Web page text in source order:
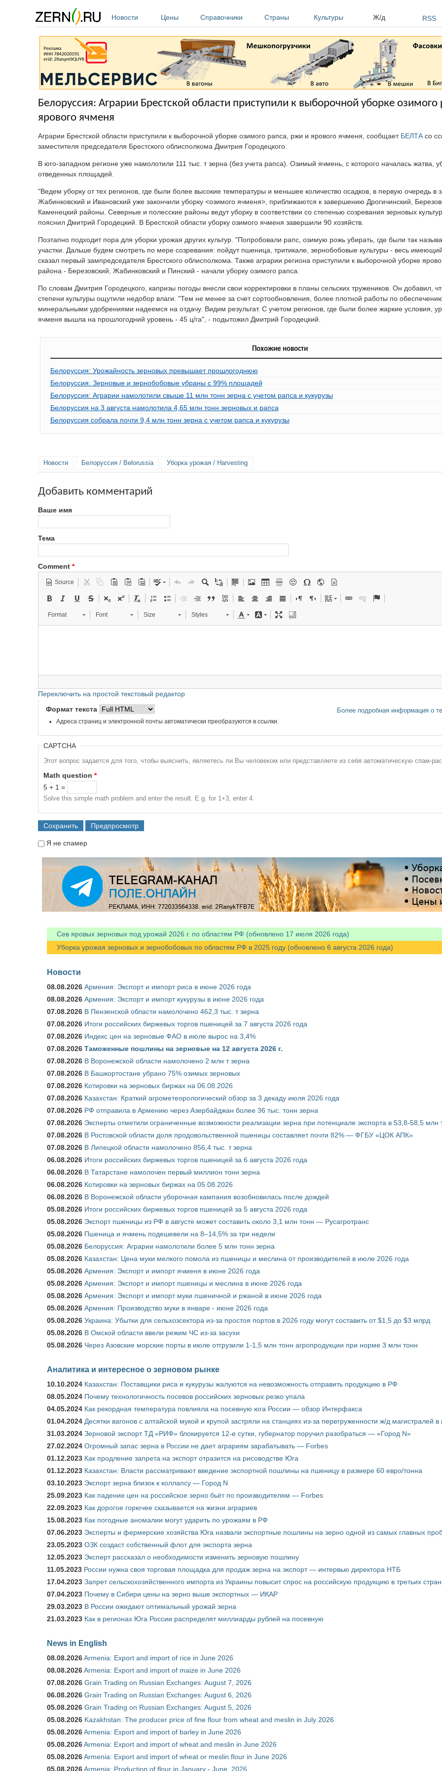
Новости
Цены Справочники Страны Культуры Ж/д RSS
Белоруссия: Аграрии Брестской области приступили к выборочной уборке
ярового ячменя
Аграрии Брестской области приступили к выборочной уборке озимого рапса, ржи и ярового ячменя, сообщает БЕЛТА со
заместителя председателя Брестского облисполкома Дмитрия Городецкого.
В юго-западном регионе уже намолотили 111 тыс. т зерна (без учета рапса). Озимый ячмень, с которого началась жатва,
отведенных площадей.
"Ведем уборку от тех регионов, где были более высокие температуры и меньшее количество осадков, в первую очередь в
Жабинковский и Ивановский уже закончили уборку <озимого ячменя>, приближаются к завершению Дрогичинский,
Каменецкий районы. Северные и полесские районы ведут уборку в соответствии со степенью созревания зерновых
пояснил Дмитрий Городецкий. В Брестской области уборку озимого ячменя завершили 90 хозяйств.
Поэтапно подходит пора для уборки урожая других культур. "Попробовали рапс, озимую рожь убирать, где были так
участки. Дальше будем смотреть по мере созревания: пойдут пшеница, тритикале, зернобобовые культуры - весь
сказал первый зампредседателя Брестского облисполкома. Также аграрии региона приступили к выборочной уборке
района - Березовский, Жабинковский и Пинский - начали уборку озимого рапса.
По словам Дмитрия Городецкого, капризы погоды внесли свои корректировки в планы сельских тружеников. Он добавил,
степени культуры ощутили недобор влаги. "Тем не менее за счет сортообновления, более плотной работы по
минеральными удобрениями надеемся на отдачу. Видим результат. С учетом регионов, где были более жаркие условия,
ячменя вышла на прошлогодний уровень - 45 ц/га", - подытожил Дмитрий Городецкий.
Похожие новости
Белоруссия: Урожайность зерновых превышает прошлогоднюю
Белоруссия: Зерновые и зернобобовые убраны с 99% площадей
Белоруссия: Аграрии намолотили свыше 11 млн тонн зерна с учетом рапса и кукурузы
Белоруссия на 3 августа намолотила 4,65 млн тонн зерновых и рапса
Белоруссия собрала почти 9,4 млн тонн зерна с учетом рапса и кукурузы
Новости Белоруссия / Belorussia Уборка урожая / Harvesting
Добавить комментарий
Ваше имя
Тема
Comment *
Source
Format Font Size Styles
Переключить на простой текстовый редактор
Более подробная информация о
Формат текста
Адреса страниц и электронной почты автоматически преобразуются в ссылки.
CAPTCHA
Этот вопрос задается для того, чтобы выяснить, являетесь ли Вы человеком или представляете из себя автоматическую спам-
Math question *
5 + 1 =
Solve this simple math problem and enter the result. E.g. for 1+3, enter 4.
Я не спамер
Сев яровых зерновых под урожай 2026 г. по областям РФ (обновлено 17 июля 2026 года)
Уборка урожая зерновых и зернобобовых по областям РФ в 2025 году (обновлено 6 августа 2026 года)
Новости
08.08.2026 Армения: Экспорт и импорт риса в июне 2026 года
08.08.2026 Армения: Экспорт и импорт кукурузы в июне 2026 года
07.08.2026 В Пензенской области намолочено 462,3 тыс. т зерна
07.08.2026 Итоги российских биржевых торгов пшеницей за 7 августа 2026 года
07.08.2026 Индекс цен на зерновые ФАО в июле вырос на 3,4%
07.08.2026 Таможенные пошлины на зерновые на 12 августа 2026 г.
07.08.2026 В Воронежской области намолочено 2 млн т зерна
07.08.2026 В Башкортостане убрано 75% озимых зерновых
07.08.2026 Котировки на зерновых биржах на 06.08.2026
07.08.2026 Казахстан: Краткий агрометеорологический обзор за 3 декаду июля 2026 года
07.08.2026 РФ отправила в Армению через Азербайджан более 36 тыс. тонн зерна
07.08.2026 Эксперты отметили ограниченные возможности реализации зерна при потенциале экспорта в 53,8-58,5 млн
07.08.2026 В Ростовской области доля продовольственной пшеницы составляет почти 82% — ФГБУ «ЦОК АПК»
07.08.2026 В Липецкой области намолочено 856,4 тыс. т зерна
06.08.2026 Итоги российских биржевых торгов пшеницей за 6 августа 2026 года
06.08.2026 В Татарстане намолочен первый миллион тонн зерна
06.08.2026 Котировки на зерновых биржах на 05.08.2026
06.08.2026 В Воронежской области уборочная кампания возобновилась после дождей
05.08.2026 Итоги российских биржевых торгов пшеницей за 5 августа 2026 года
05.08.2026 Экспорт пшеницы из РФ в августе может составить около 3,1 млн тонн — Русагротранс
05.08.2026 Пшеница и ячмень подешевели на 8–14,5% за три недели
05.08.2026 Белоруссия: Аграрии намолотили более 5 млн тонн зерна
05.08.2026 Казахстан: Цена муки мелкого помола из пшеницы и меслина от производителей в июле 2026 года
05.08.2026 Армения: Экспорт и импорт ячменя в июне 2026 года
05.08.2026 Армения: Экспорт и импорт пшеницы и меслина в июне 2026 года
05.08.2026 Армения: Экспорт и импорт муки пшеничной и ржаной в июне 2026 года
05.08.2026 Армения: Производство муки в январе - июне 2026 года
05.08.2026 Украина: Убытки для сельхозсектора из-за простоя портов в 2026 году могут составить от $1,5 до $3 млрд
05.08.2026 В Омской области ввели режим ЧС из-за засухи
05.08.2026 Через Азовские морские порты в июле отгрузили 1-1,5 млн тонн агропродукции при норме 3 млн тонн
Аналитика и интересное о зерновом рынке
10.10.2024 Казахстан: Поставщики риса и кукурузы жалуются на невозможность отправить продукцию в РФ
08.05.2024 Почему технологичность посевов российских зерновых резко упала
04.05.2024 Как рекордная температура повлияла на посевную юга России — обзор Интерфакса
01.04.2024 Десятки вагонов с алтайской мукой и крупой застряли на станциях из-за перегруженности ж/д магистралей
31.03.2024 Зерновой экспорт ТД «РИФ» блокируется 12-е сутки, губернатор поручил разобраться — «Город N»
27.02.2024 Огромный запас зерна в России не дает аграриям зарабатывать — Forbes
01.12.2023 Как продление запрета на экспорт отразится на рисоводстве Юга
01.12.2023 Казахстан: Власти рассматривают введение экспортной пошлины на пшеницу в размере 60 евро/тонна
03.10.2023 Экспорт зерна близок к коллапсу — Город N
25.09.2023 Как падение цен на российское зерно бьёт по производителям — Forbes
22.09.2023 Как дорогое горючее сказывается на жизни аграриев
15.08.2023 Как погодные аномалии могут ударить по урожаям в РФ
07.06.2023 Эксперты и фермерские хозяйства Юга назвали экспортные пошлины на зерно одной из самых главных
23.05.2023 ОЗК создаст собственный флот для экспорта зерна
12.05.2023 Эксперт рассказал о необходимости изменить зерновую пошлину
11.05.2023 России нужна своя торговая площадка для продаж зерна на экспорт — интервью директора НТБ
17.04.2023 Запрет сельскохозяйственного импорта из Украины повысит спрос на российскую продукцию в третьих
07.04.2023 Почему в Сибири цены на зерно выше экспортных — ИКАР
29.03.2023 В России ожидают оптимальный урожай зерна
21.03.2023 Как в регионах Юга России распределят миллиарды рублей на посевную
News in English
08.08.2026Armenia: Export and import of rice in June 2026
08.08.2026Armenia: Export and import of maize in June 2026
07.08.2026 Grain Trading on Russian Exchanges: August 7, 2026
06.08.2026 Grain Trading on Russian Exchanges: August 6, 2026
05.08.2026 Grain Trading on Russian Exchanges: August 5, 2026
05.08.2026 Kazakhstan: The producer price of fine flour from wheat and meslin in July 2026
05.08.2026Armenia: Export and import of barley in June 2026
05.08.2026Armenia: Export and import of wheat and meslin in June 2026
05.08.2026Armenia: Export and import of wheat or meslin flour in June 2026
05.08.2026Armenia: Production of flour in January - June, 2026